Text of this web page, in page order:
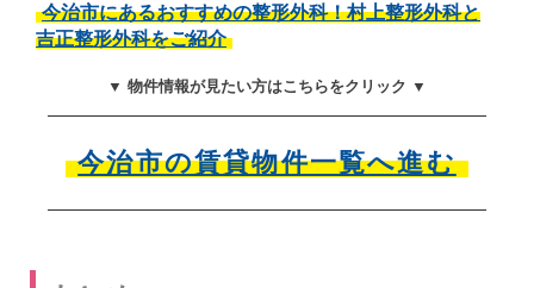
今治市にあるおすすめの整形外科！村上整形外科と
吉正整形外科をご紹介
▼ 物件情報が見たい方はこちらをクリック ▼
今治市の賃貸物件一覧へ進む